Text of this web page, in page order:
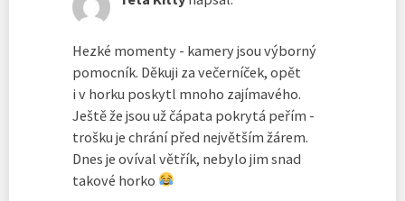
Hezké momenty - kamery jsou výborný
pomocník. Děkuji za večerníček, opět
i v horku poskytl mnoho zajímavého.
Ještě že jsou už čápata pokrytá peřím -
trošku je chrání před největším žárem.
Dnes je ovíval větřík, nebylo jim snad
takové horko